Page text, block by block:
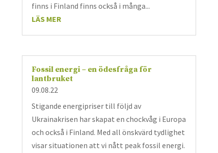
finns i Finland finns också i många...
LÄS MER
Fossil energi – en ödesfråga för
lantbruket
09.08.22
Stigande energipriser till följd av
Ukrainakrisen har skapat en chockvåg i Europa
och också i Finland. Med all önskvärd tydlighet
visar situationen att vi nått peak fossil energi.